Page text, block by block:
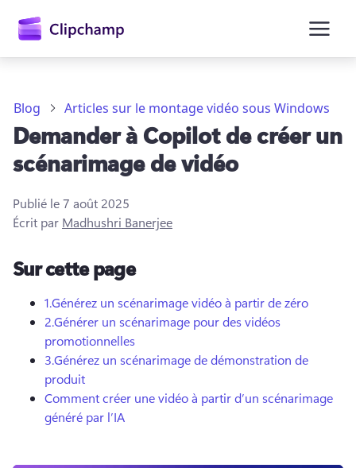
principal
Blog Articles sur le montage vidéo sous Windows
Demander à Copilot de créer un
scénarimage de vidéo
Publié le7 août 2025
Écrit par Madhushri Banerjee
Sur cette page
1.Générez un scénarimage vidéo à partir de zéro
2.Générer un scénarimage pour des vidéos
promotionnelles
3.Générez un scénarimage de démonstration de
produit
Comment créer une vidéo à partir d’un scénarimage
généré par l’IA